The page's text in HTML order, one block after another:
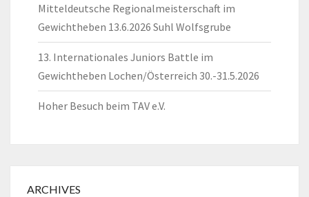
Mitteldeutsche Regionalmeisterschaft im
Gewichtheben 13.6.2026 Suhl Wolfsgrube
13. Internationales Juniors Battle im
Gewichtheben Lochen/Österreich 30.-31.5.2026
Hoher Besuch beim TAV e.V.
ARCHIVES